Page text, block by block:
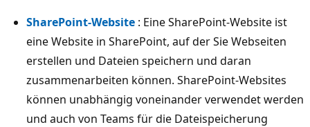
SharePoint-Website : Eine SharePoint-Website ist
eine Website in SharePoint, auf der Sie Webseiten
erstellen und Dateien speichern und daran
zusammenarbeiten können. SharePoint-Websites
können unabhängig voneinander verwendet werden
und auch von Teams für die Dateispeicherung